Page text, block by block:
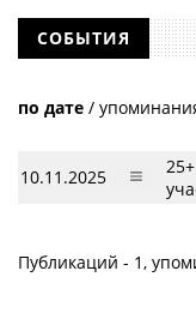
СОБЫТИЯ
по дате /
10.11.2025
Публикаций - 1,